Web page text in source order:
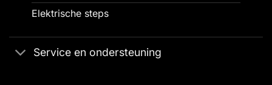
Elektrische steps
Service en ondersteuning